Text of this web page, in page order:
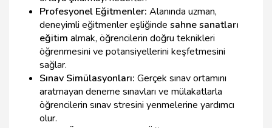
Profesyonel Eğitmenler: Alanında uzman,
deneyimli eğitmenler eşliğinde sahne sanatları
eğitim almak, öğrencilerin doğru teknikleri
öğrenmesini ve potansiyellerini keşfetmesini
sağlar.
Sınav Simülasyonları: Gerçek sınav ortamını
aratmayan deneme sınavları ve mülakatlarla
öğrencilerin sınav stresini yenmelerine yardımcı
olur.